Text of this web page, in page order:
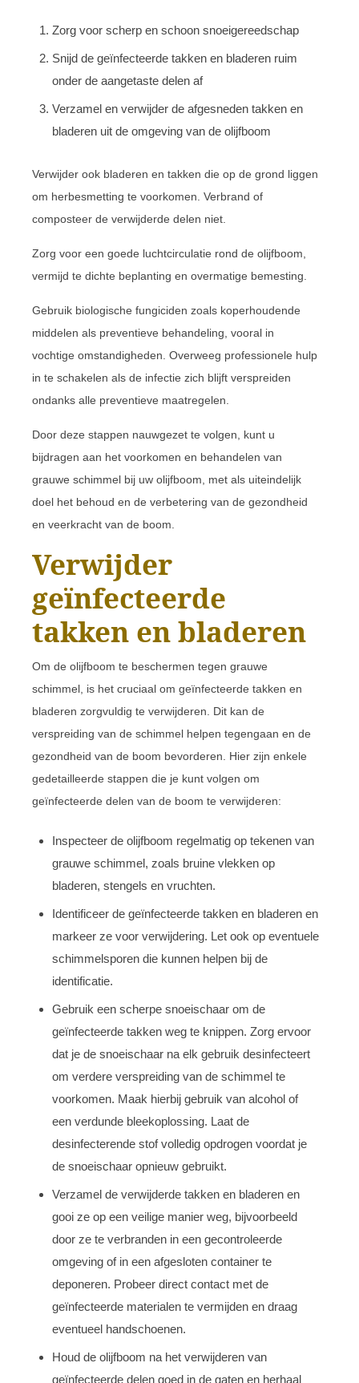
Zorg voor scherp en schoon snoeigereedschap
Snijd de geïnfecteerde takken en bladeren ruim
onder de aangetaste delen af
Verzamel en verwijder de afgesneden takken en
bladeren uit de omgeving van de olijfboom
Verwijder ook bladeren en takken die op de grond liggen
om herbesmetting te voorkomen. Verbrand of
composteer de verwijderde delen niet.
Zorg voor een goede luchtcirculatie rond de olijfboom,
vermijd te dichte beplanting en overmatige bemesting.
Gebruik biologische fungiciden zoals koperhoudende
middelen als preventieve behandeling, vooral in
vochtige omstandigheden. Overweeg professionele hulp
in te schakelen als de infectie zich blijft verspreiden
ondanks alle preventieve maatregelen.
Door deze stappen nauwgezet te volgen, kunt u
bijdragen aan het voorkomen en behandelen van
grauwe schimmel bij uw olijfboom, met als uiteindelijk
doel het behoud en de verbetering van de gezondheid
en veerkracht van de boom.
Verwijder
geïnfecteerde
takken en bladeren
Om de olijfboom te beschermen tegen grauwe
schimmel, is het cruciaal om geïnfecteerde takken en
bladeren zorgvuldig te verwijderen. Dit kan de
verspreiding van de schimmel helpen tegengaan en de
gezondheid van de boom bevorderen. Hier zijn enkele
gedetailleerde stappen die je kunt volgen om
geïnfecteerde delen van de boom te verwijderen:
Inspecteer de olijfboom regelmatig op tekenen van
grauwe schimmel, zoals bruine vlekken op
bladeren, stengels en vruchten.
Identificeer de geïnfecteerde takken en bladeren en
markeer ze voor verwijdering. Let ook op eventuele
schimmelsporen die kunnen helpen bij de
identificatie.
Gebruik een scherpe snoeischaar om de
geïnfecteerde takken weg te knippen. Zorg ervoor
dat je de snoeischaar na elk gebruik desinfecteert
om verdere verspreiding van de schimmel te
voorkomen. Maak hierbij gebruik van alcohol of
een verdunde bleekoplossing. Laat de
desinfecterende stof volledig opdrogen voordat je
de snoeischaar opnieuw gebruikt.
Verzamel de verwijderde takken en bladeren en
gooi ze op een veilige manier weg, bijvoorbeeld
door ze te verbranden in een gecontroleerde
omgeving of in een afgesloten container te
deponeren. Probeer direct contact met de
geïnfecteerde materialen te vermijden en draag
eventueel handschoenen.
Houd de olijfboom na het verwijderen van
geïnfecteerde delen goed in de gaten en herhaal